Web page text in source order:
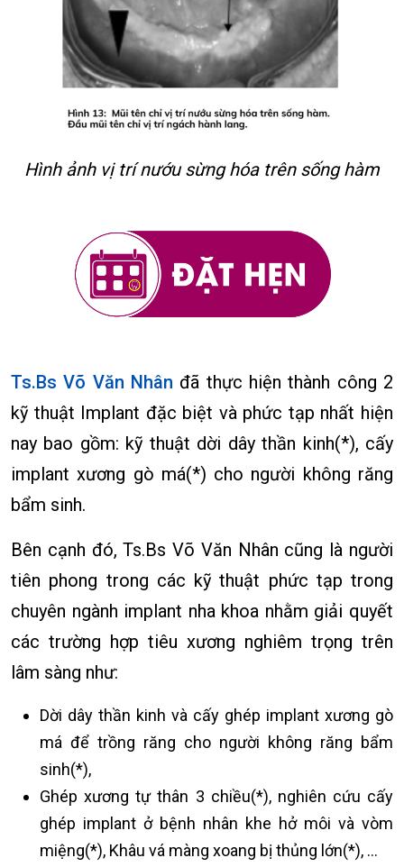
Hình ảnh vị trí nướu sừng hóa trên sống hàm
Ts.Bs Võ Văn Nhân đã thực hiện thành công 2
kỹ thuật Implant đặc biệt và phức tạp nhất hiện
nay bao gồm: kỹ thuật dời dây thần kinh(*), cấy
implant xương gò má(*) cho người không răng
bẩm sinh.
Bên cạnh đó, Ts.Bs Võ Văn Nhân cũng là người
tiên phong trong các kỹ thuật phức tạp trong
chuyên ngành implant nha khoa nhằm giải quyết
các trường hợp tiêu xương nghiêm trọng trên
lâm sàng như:
Dời dây thần kinh và cấy ghép implant xương gò
má để trồng răng cho người không răng bẩm
sinh(*),
Ghép xương tự thân 3 chiều(*), nghiên cứu cấy
ghép implant ở bệnh nhân khe hở môi và vòm
miệng(*), Khâu vá màng xoang bị thủng lớn(*), …